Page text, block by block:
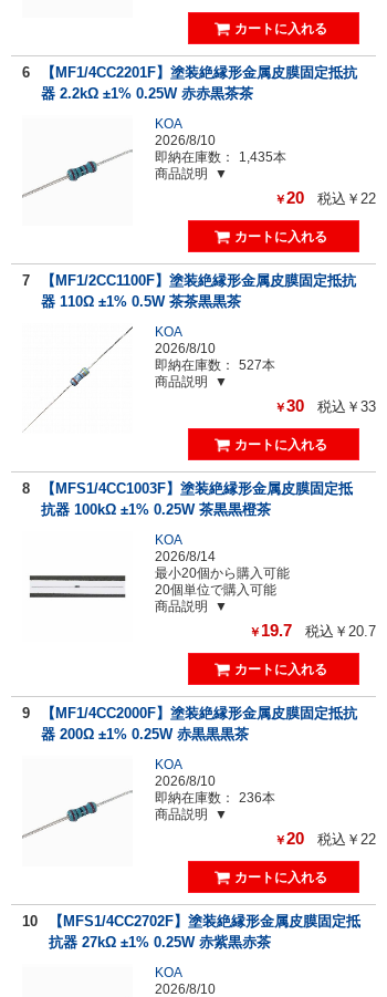
6
【MF1/4CC2201F】塗装絶縁形金属皮膜固定抵抗
器 2.2kΩ ±1% 0.25W 赤赤黒茶茶
KOA
2026/8/10
即納在庫数：
1,435本
商品説明
￥20 税込￥22
7
【MF1/2CC1100F】塗装絶縁形金属皮膜固定抵抗
器 110Ω ±1% 0.5W 茶茶黒黒茶
KOA
2026/8/10
即納在庫数：
527本
商品説明
￥30 税込￥33
8
【MFS1/4CC1003F】塗装絶縁形金属皮膜固定抵
抗器 100kΩ ±1% 0.25W 茶黒黒橙茶
KOA
2026/8/14
最小20個から購入可能
20個単位で購入可能
商品説明
￥ 19.7 税込￥20.7
9
【MF1/4CC2000F】塗装絶縁形金属皮膜固定抵抗
器 200Ω ±1% 0.25W 赤黒黒黒茶
KOA
2026/8/10
即納在庫数：
236本
商品説明
￥20 税込￥22
10
【MFS1/4CC2702F】塗装絶縁形金属皮膜固定抵
抗器 27kΩ ±1% 0.25W 赤紫黒赤茶
KOA
2026/8/10